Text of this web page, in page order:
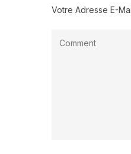
Votre Adresse E-